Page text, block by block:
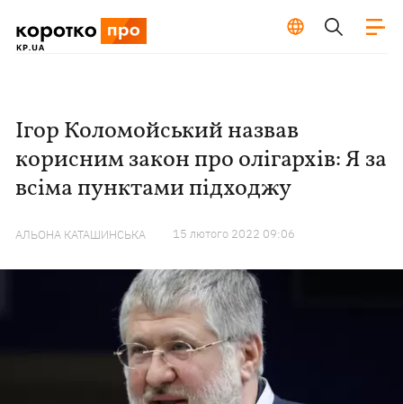
Ігор Коломойський назвав
корисним закон про олігархів: Я за
всіма пунктами підходжу
АЛЬОНА КАТАШИНСЬКА 15 лютого 2022 09:06